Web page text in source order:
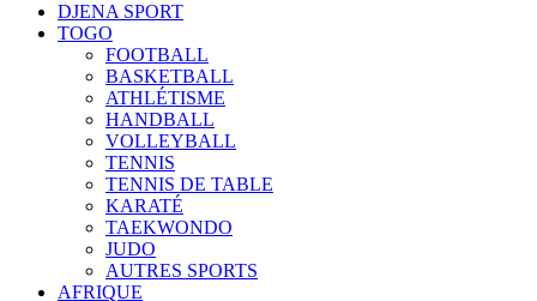
DJENA SPORT
TOGO
FOOTBALL
BASKETBALL
ATHLÉTISME
HANDBALL
VOLLEYBALL
TENNIS
TENNIS DE TABLE
KARATÉ
TAEKWONDO
JUDO
AUTRES SPORTS
AFRIQUE